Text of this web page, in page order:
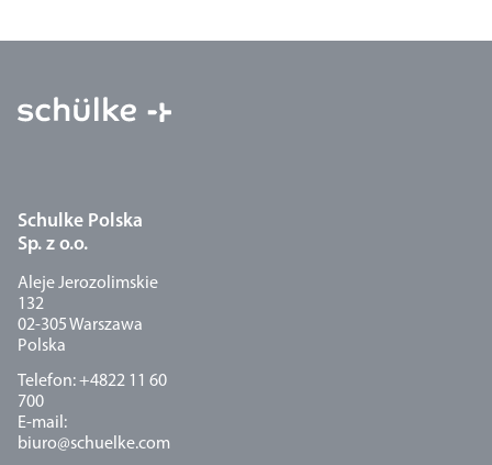
Schulke Polska
Sp. z o.o.
Aleje Jerozolimskie
132
02-305 Warszawa
Polska
Telefon: +4822 11 60
700
E-mail:
biuro@schuelke.com